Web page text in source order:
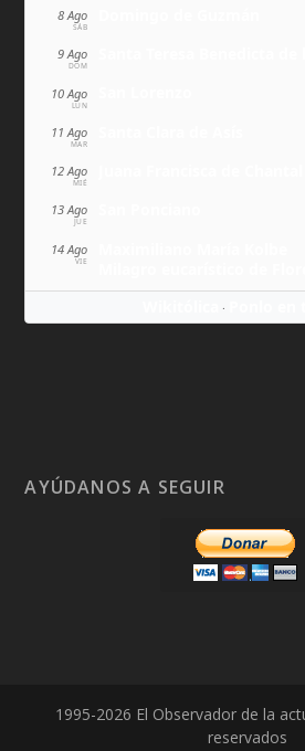
8 Ago
SÁB
9 Ago
DOM
10 Ago
LUN
11 Ago
MAR
12 Ago
MIÉ
13 Ago
JUE
14 Ago
VIE
·
AYÚDANOS A SEGUIR
1995-2026 El Observador de la
reservados